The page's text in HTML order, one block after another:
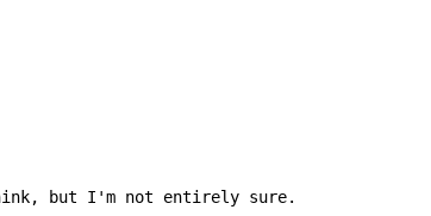
but I'm not entirely sure.